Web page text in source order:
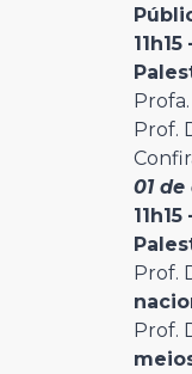
Prof.
01
Prof.
Prof.